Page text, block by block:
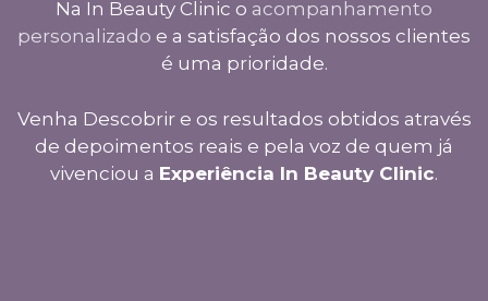
Na In Beauty Clinic o acompanhamento
personalizado e a satisfação dos nossos clientes
é uma prioridade.
Venha Descobrir e os resultados obtidos através
de depoimentos reais e pela voz de quem já
vivenciou a Experiência In Beauty Clinic.